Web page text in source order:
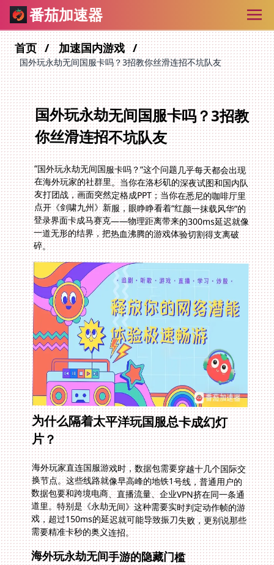
番茄加速器
首页 加速国内游戏
国外玩永劫无间国服卡吗？3招教你丝滑连招不坑队友
国外玩永劫无间国服卡吗？3招教
你丝滑连招不坑队友
“国外玩永劫无间国服卡吗？”这个问题几乎每天都会出现
在海外玩家的社群里。当你在洛杉矶的深夜试图和国内队
友打团战，画面突然定格成PPT；当你在悉尼的咖啡厅里
点开《剑啸九州》新服，眼睁睁看着“红颜一抹载风华”的
登录界面卡成马赛克——物理距离带来的300ms延迟就像
一道无形的结界，把热血沸腾的游戏体验切割得支离破
碎。
为什么隔着太平洋玩国服总卡成幻灯
片？
海外玩家直连国服游戏时，数据包需要穿越十几个国际交
换节点。这些线路就像早高峰的地铁1号线，普通用户的
数据包要和跨境电商、直播流量、企业VPN挤在同一条通
道里。特别是《永劫无间》这种需要实时判定动作帧的游
戏，超过150ms的延迟就可能导致振刀失败，更别说那些
需要精准卡秒的奥义连招。
海外玩永劫无间手游的隐藏门槛